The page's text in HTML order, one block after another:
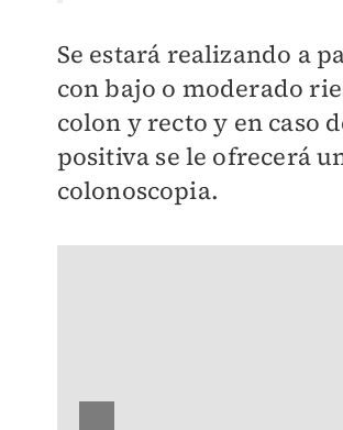
Se estará realizando a
con bajo o moderado
colon y recto y en caso
positiva se le ofrecerá
colonoscopia.